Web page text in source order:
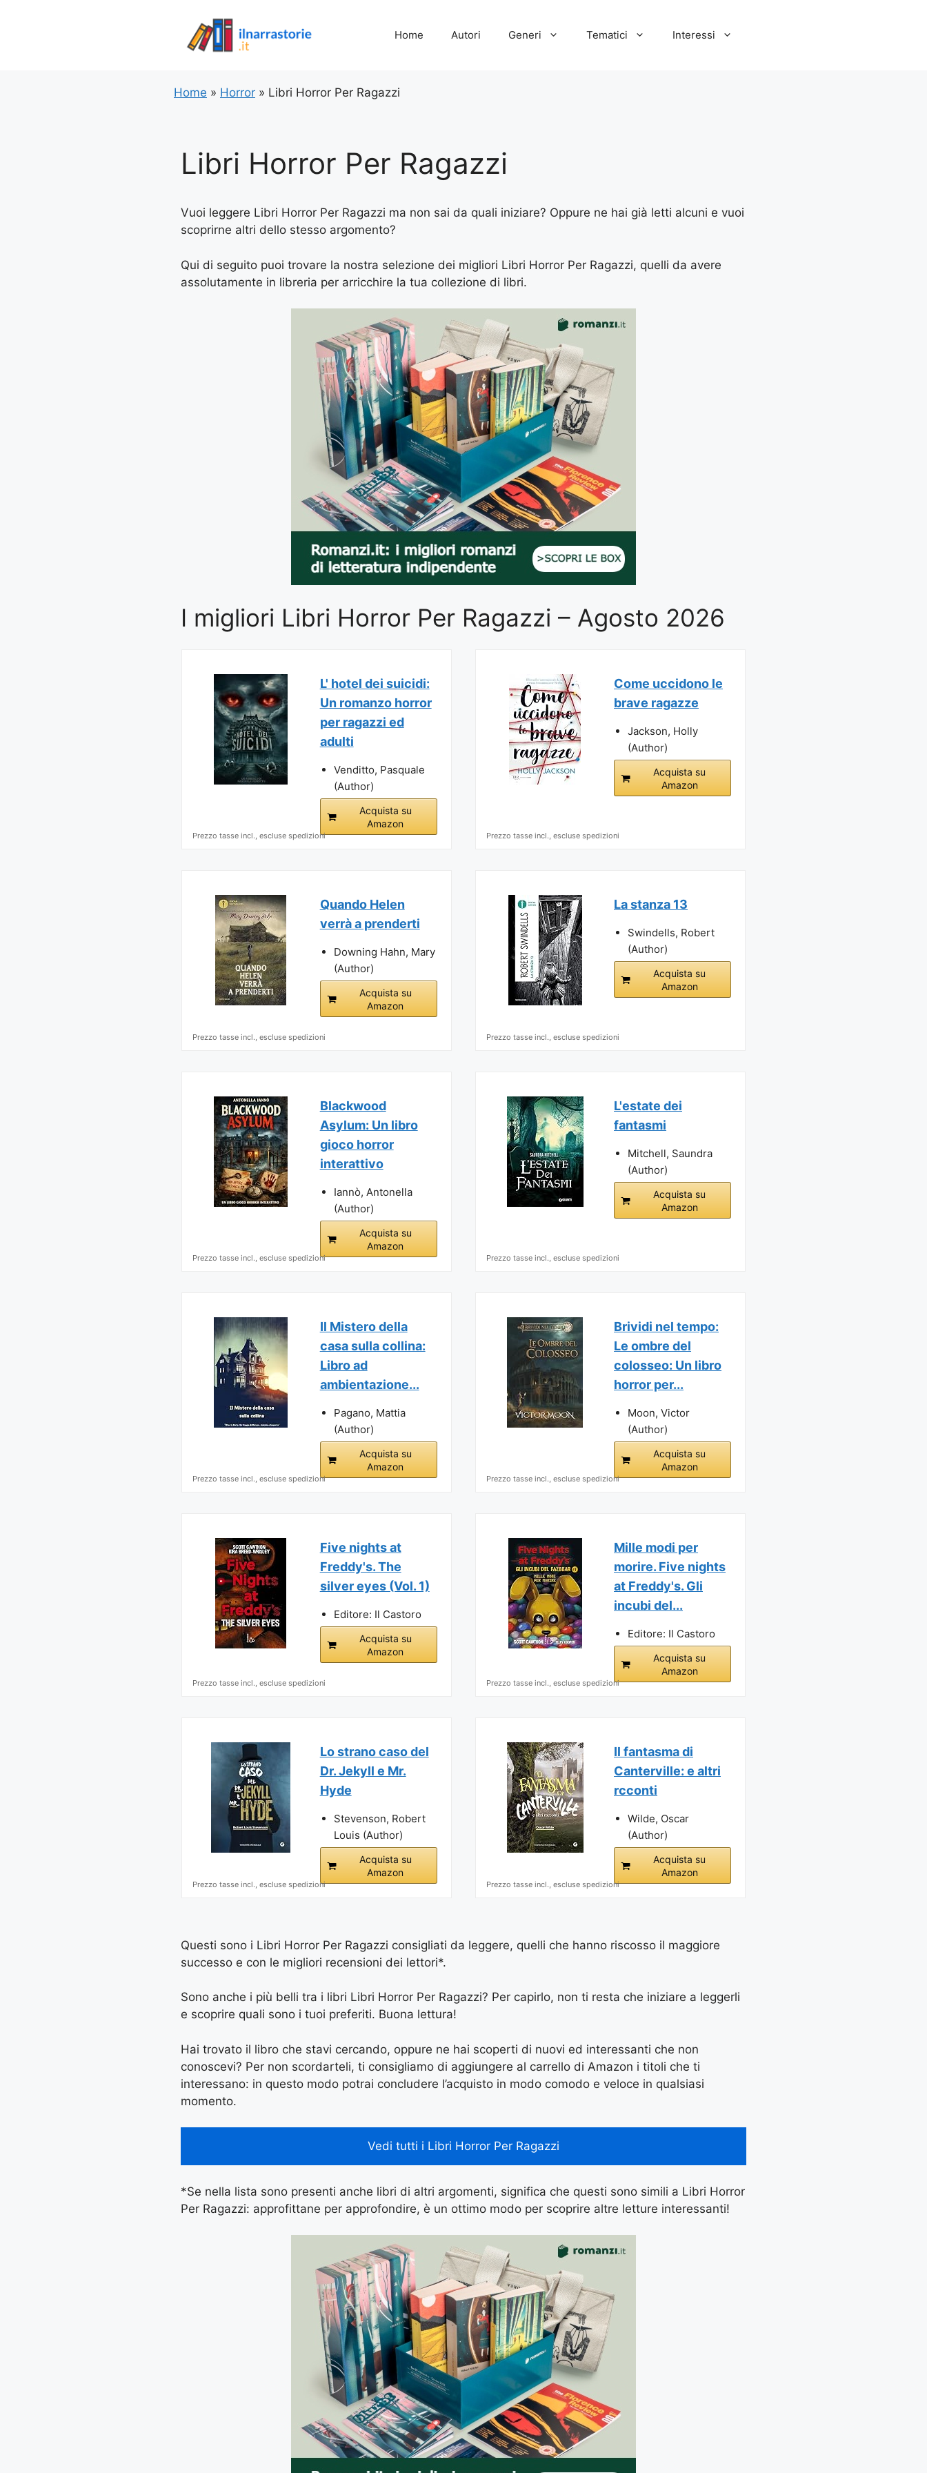
Home Autori Generi Tematici Interessi
Home » Horror » Libri Horror Per Ragazzi
Libri Horror Per Ragazzi
Vuoi leggere Libri Horror Per Ragazzi ma non sai da quali iniziare? Oppure ne hai già letti alcuni e vuoi
scoprirne altri dello stesso argomento?
Qui di seguito puoi trovare la nostra selezione dei migliori Libri Horror Per Ragazzi, quelli da avere
assolutamente in libreria per arricchire la tua collezione di libri.
I migliori Libri Horror Per Ragazzi – Agosto 2026
L' hotel dei suicidi:
Un romanzo horror
per ragazzi ed
adulti
Venditto, Pasquale
(Author)
Acquista su
Amazon
Prezzo tasse incl., escluse spedizioni
Come uccidono le
brave ragazze
Jackson, Holly
(Author)
Acquista su
Amazon
Prezzo tasse incl., escluse spedizioni
Quando Helen
verrà a prenderti
Downing Hahn, Mary
(Author)
Acquista su
Amazon
Prezzo tasse incl., escluse spedizioni
La stanza 13
Swindells, Robert
(Author)
Acquista su
Amazon
Prezzo tasse incl., escluse spedizioni
Blackwood
Asylum: Un libro
gioco horror
interattivo
Iannò, Antonella
(Author)
Acquista su
Amazon
Prezzo tasse incl., escluse spedizioni
L'estate dei
fantasmi
Mitchell, Saundra
(Author)
Acquista su
Amazon
Prezzo tasse incl., escluse spedizioni
Il Mistero della
casa sulla collina:
Libro ad
ambientazione...
Pagano, Mattia
(Author)
Acquista su
Amazon
Prezzo tasse incl., escluse spedizioni
Brividi nel tempo:
Le ombre del
colosseo: Un libro
horror per...
Moon, Victor
(Author)
Acquista su
Amazon
Prezzo tasse incl., escluse spedizioni
Five nights at
Freddy's. The
silver eyes (Vol. 1)
Editore: Il Castoro
Acquista su
Amazon
Prezzo tasse incl., escluse spedizioni
Mille modi per
morire. Five nights
at Freddy's. Gli
incubi del...
Editore: Il Castoro
Acquista su
Amazon
Prezzo tasse incl., escluse spedizioni
Lo strano caso del
Dr. Jekyll e Mr.
Hyde
Stevenson, Robert
Louis (Author)
Acquista su
Amazon
Prezzo tasse incl., escluse spedizioni
Il fantasma di
Canterville: e altri
rcconti
Wilde, Oscar
(Author)
Acquista su
Amazon
Prezzo tasse incl., escluse spedizioni
Questi sono i Libri Horror Per Ragazzi consigliati da leggere, quelli che hanno riscosso il maggiore
successo e con le migliori recensioni dei lettori*.
Sono anche i più belli tra i libri Libri Horror Per Ragazzi? Per capirlo, non ti resta che iniziare a leggerli
e scoprire quali sono i tuoi preferiti. Buona lettura!
Hai trovato il libro che stavi cercando, oppure ne hai scoperti di nuovi ed interessanti che non
conoscevi? Per non scordarteli, ti consigliamo di aggiungere al carrello di Amazon i titoli che ti
interessano: in questo modo potrai concludere l’acquisto in modo comodo e veloce in qualsiasi
momento.
Vedi tutti i Libri Horror Per Ragazzi
*Se nella lista sono presenti anche libri di altri argomenti, significa che questi sono simili a Libri Horror
Per Ragazzi: approfittane per approfondire, è un ottimo modo per scoprire altre letture interessanti!